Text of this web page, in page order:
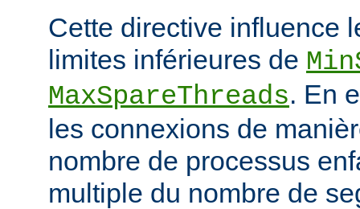
Cette directive influence
limites inférieures de
MaxSpareThreads. En
les connexions de
nombre de processus
multiple du nombre de